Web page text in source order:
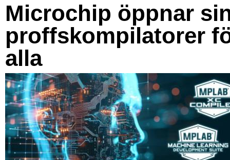
Microchip öppnar
proffskompilatorer
alla